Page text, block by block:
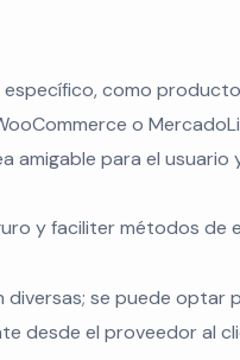
como
o
amigable para el
y faciliter métodos de
se puede optar
desde el proveedor al